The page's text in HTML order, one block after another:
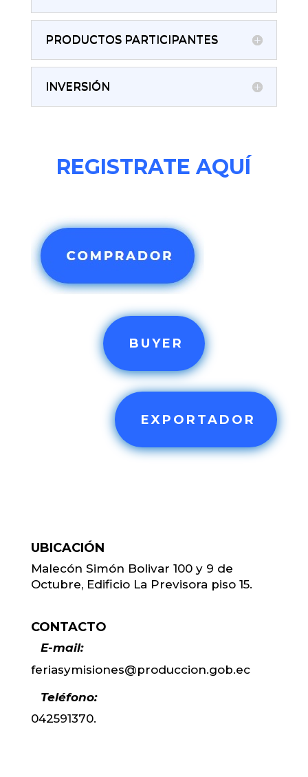
PRODUCTOS PARTICIPANTES
INVERSIÓN
REGISTRATE AQUÍ
BUYER
EXPORTADOR
UBICACIÓN
Malecón Simón Bolivar 100 y 9 de
Octubre, Edificio La Previsora piso 15.
CONTACTO
E-mail:
feriasymisiones@produccion.gob.ec
Teléfono:
042591370.